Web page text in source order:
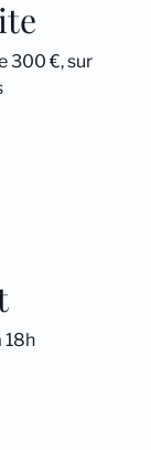
300 €, sur
18h